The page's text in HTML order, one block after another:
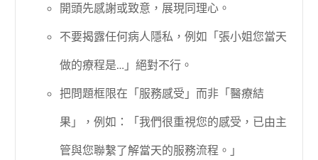
開頭先感謝或致意，展現同理心。
不要揭露任何病人隱私，例如「張小姐您當天
做的療程是…」絕對不行。
把問題框限在「服務感受」而非「醫療結
果」，例如：「我們很重視您的感受，已由主
管與您聯繫了解當天的服務流程。」